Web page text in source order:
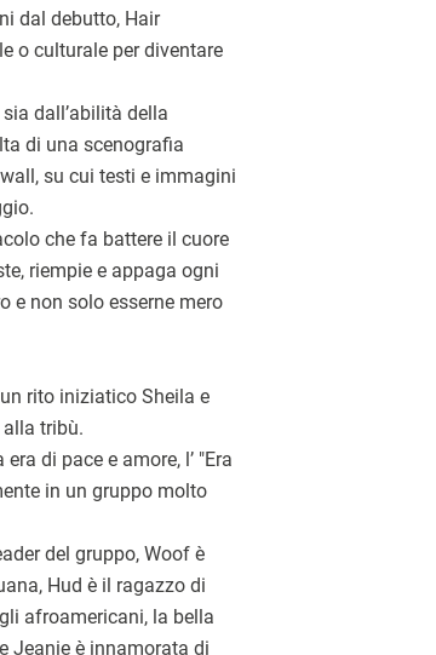
dal debutto, Hair
o culturale per diventare
dall’abilità della
di una scenografia
su cui testi e immagini
che fa battere il cuore
riempie e appaga ogni
e non solo esserne mero
rito iniziatico Sheila e
alla tribù.
di pace e amore, l’ "Era
in un gruppo molto
del gruppo, Woof è
Hud è il ragazzo di
afroamericani, la bella
Jeanie è innamorata di